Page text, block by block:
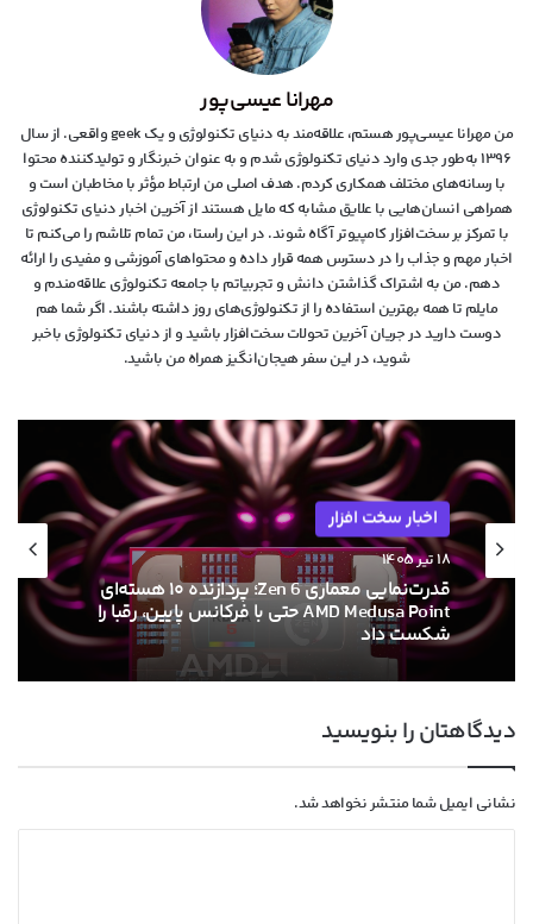
مهرانا عیسی‌پور
من مهرانا عیسی‌پور هستم، علاقه‌مند به دنیای تکنولوژی و یک geek واقعی. از سال
۱۳۹۶ به‌طور جدی وارد دنیای تکنولوژی شدم و به عنوان خبرنگار و تولیدکننده محتوا
با رسانه‌های مختلف همکاری کردم. هدف اصلی من ارتباط مؤثر با مخاطبان است و
همراهی انسان‌هایی با علایق مشابه که مایل هستند از آخرین اخبار دنیای تکنولوژی
با تمرکز بر سخت‌افزار کامپیوتر آگاه شوند. در این راستا، من تمام تلاشم را می‌کنم تا
اخبار مهم و جذاب را در دسترس همه قرار داده و محتواهای آموزشی و مفیدی را ارائه
دهم. من به اشتراک گذاشتن دانش و تجربیاتم با جامعه تکنولوژی علاقه‌مندم و
مایلم تا همه بهترین استفاده را از تکنولوژی‌های روز داشته باشند. اگر شما هم
دوست دارید در جریان آخرین تحولات سخت‌افزار باشید و از دنیای تکنولوژی‌ باخبر
شوید، در این سفر هیجان‌انگیز همراه من باشید.
اخبار سخت افزار
۱۸ تیر ۱۴۰۵
قدرت‌نمایی معماری Zen 6؛ پردازنده ۱۰ هسته‌ای
AMD Medusa Point حتی با فرکانس پایین، رقبا را
شکست داد
دیدگاهتان را بنویسید
نشانی ایمیل شما منتشر نخواهد شد.